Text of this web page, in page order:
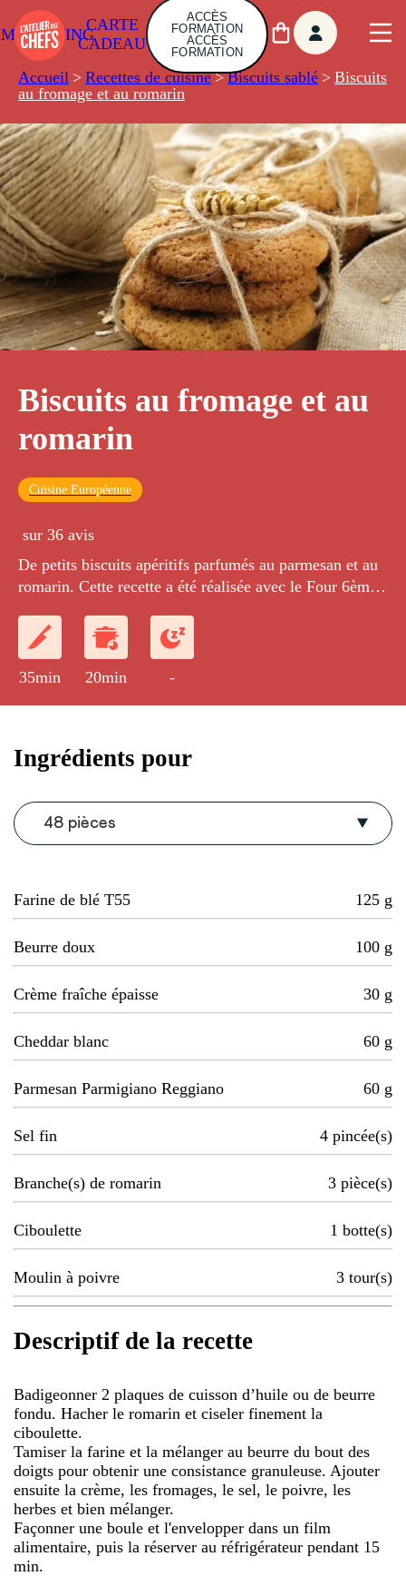
CARTE
CADEAU
ACCÈS
FORMATION
ACCÈS
FORMATION
Accueil > Recettes de cuisine > Biscuits sablé > Biscuits
au fromage et au romarin
Biscuits au fromage et au
romarin
Cuisine Européenne
sur 36 avis
De petits biscuits apéritifs parfumés au parmesan et au
romarin. Cette recette a été réalisée avec le Four 6ème
35min 20min -
Ingrédients pour
48 pièces
Farine de blé T55 125 g
Beurre doux 100 g
Crème fraîche épaisse 30 g
Cheddar blanc 60 g
Parmesan Parmigiano Reggiano 60 g
Sel fin 4 pincée(s)
Branche(s) de romarin 3 pièce(s)
Ciboulette 1 botte(s)
Moulin à poivre 3 tour(s)
Descriptif de la recette
Badigeonner 2 plaques de cuisson d’huile ou de beurre
fondu. Hacher le romarin et ciseler finement la
ciboulette.
Tamiser la farine et la mélanger au beurre du bout des
doigts pour obtenir une consistance granuleuse. Ajouter
ensuite la crème, les fromages, le sel, le poivre, les
herbes et bien mélanger.
Façonner une boule et l'envelopper dans un film
alimentaire, puis la réserver au réfrigérateur pendant 15
min.